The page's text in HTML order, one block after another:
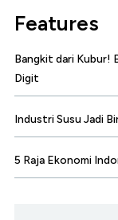
Features
Bangkit dari Kubur!
Digit
Industri Susu Jadi
5 Raja Ekonomi